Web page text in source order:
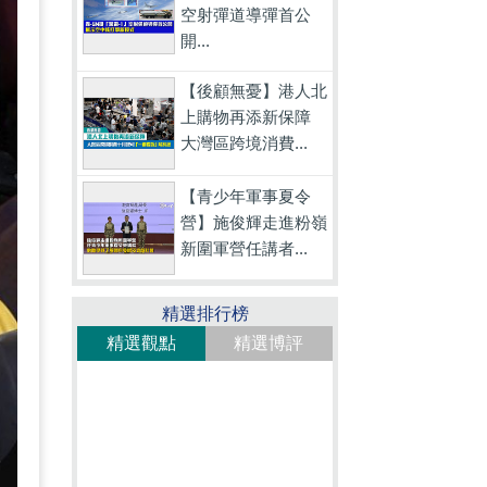
空射彈道導彈首公
開...
【後顧無憂】港人北
上購物再添新保障
大灣區跨境消費...
【青少年軍事夏令
營】施俊輝走進粉嶺
新圍軍營任講者...
精選排行榜
精選觀點
精選博評